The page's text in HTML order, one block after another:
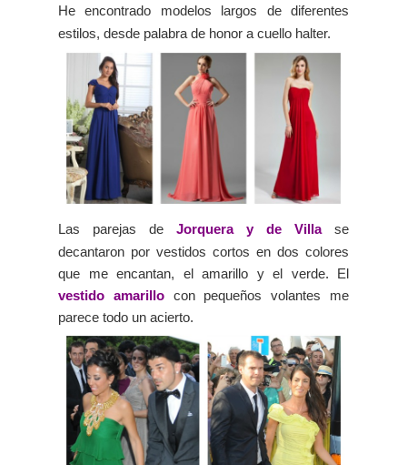
He encontrado modelos largos de diferentes
estilos, desde palabra de honor a cuello halter.
Las parejas de Jorquera y de Villase
decantaron por vestidos cortos en dos colores
que me encantan, el amarillo y el verde. El
vestido amarillocon pequeños volantes me
parece todo un acierto.